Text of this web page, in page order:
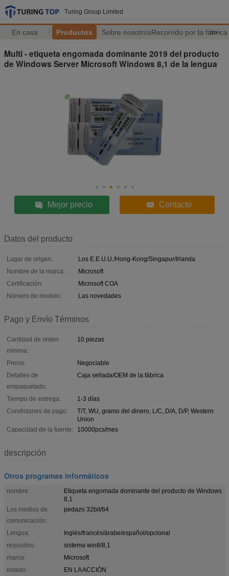
Turing Group Limited
En casa Productos Sobre nosotrosRecorrido por la fábrica
>>
Multi - etiqueta engomada dominante 2019 del producto
de Windows Server Microsoft Windows 8,1 de la lengua
Mejor precio Contacto
Datos del producto
Lugar de origen:
Los E.E.U.U./Hong-Kong/Singapur/Irlanda
Nombre de la marca:
Microsoft
Certificación:
Microsoft COA
Número de modelo:
Las novedades
Pago y Envío Términos
Cantidad de orden
mínima:
10 piezas
Precio:
Negociable
Detalles de
empaquetado:
Caja sellada/OEM de la fábrica
Tiempo de entrega:
1-3 días
Condiciones de pago:
T/T, WU, gramo del dinero, L/C, D/A, D/P, Western
Union
Capacidad de la fuente:
10000pcs/mes
descripción
Otros programas informáticos
nombre:
Etiqueta engomada dominante del producto de Windows
8,1
Los medios de
comunicación:
pedazo 32bit/64
Lengua:
Inglés/francés/árabe/español/opcional
requisitos:
sistema win8/8,1
marca:
Microsoft
estado:
EN LA ACCIÓN